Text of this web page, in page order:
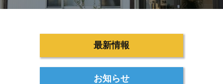
最新情報
お知らせ